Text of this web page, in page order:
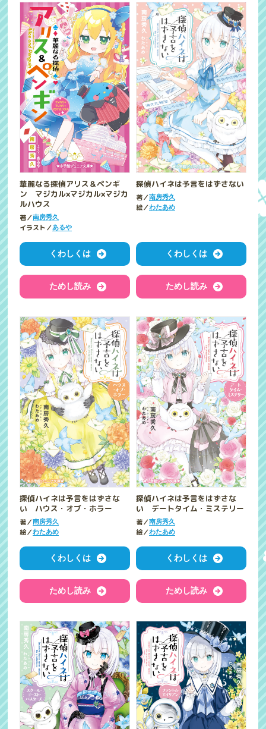
華麗なる探偵アリス＆ペンギ
ン マジカル×マジカル×マジカ
ルハウス
著／南房秀久
イラスト／あるや
くわしくは
ためし読み
探偵ハイネは予言をはずさない
著／南房秀久
絵／わたあめ
くわしくは
ためし読み
探偵ハイネは予言をはずさな
い ハウス・オブ・ホラー
著／南房秀久
絵／わたあめ
くわしくは
ためし読み
探偵ハイネは予言をはずさな
い デートタイム・ミステリー
著／南房秀久
絵／わたあめ
くわしくは
ためし読み